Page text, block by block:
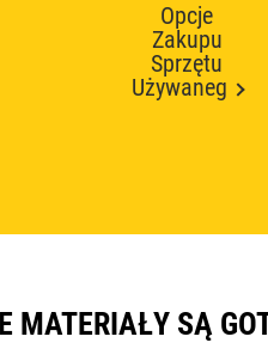
Opcje
Zakupu
Sprzętu
Używaneg
MATERIAŁY SĄ